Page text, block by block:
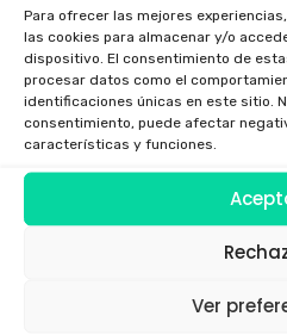
Para ofrecer las mejores
las cookies para almacenar y/o
dispositivo. El consentimiento de
procesar datos como el
identificaciones únicas en este sitio.
consentimiento, puede afectar
características y funciones.
Ver
GAFAS DRONES (1) GAFAS FPV
GAFAS INMERSIVAS(1)
LEY(2) LEY DRONES(3)
LEY RPAS(3) LEY UAV